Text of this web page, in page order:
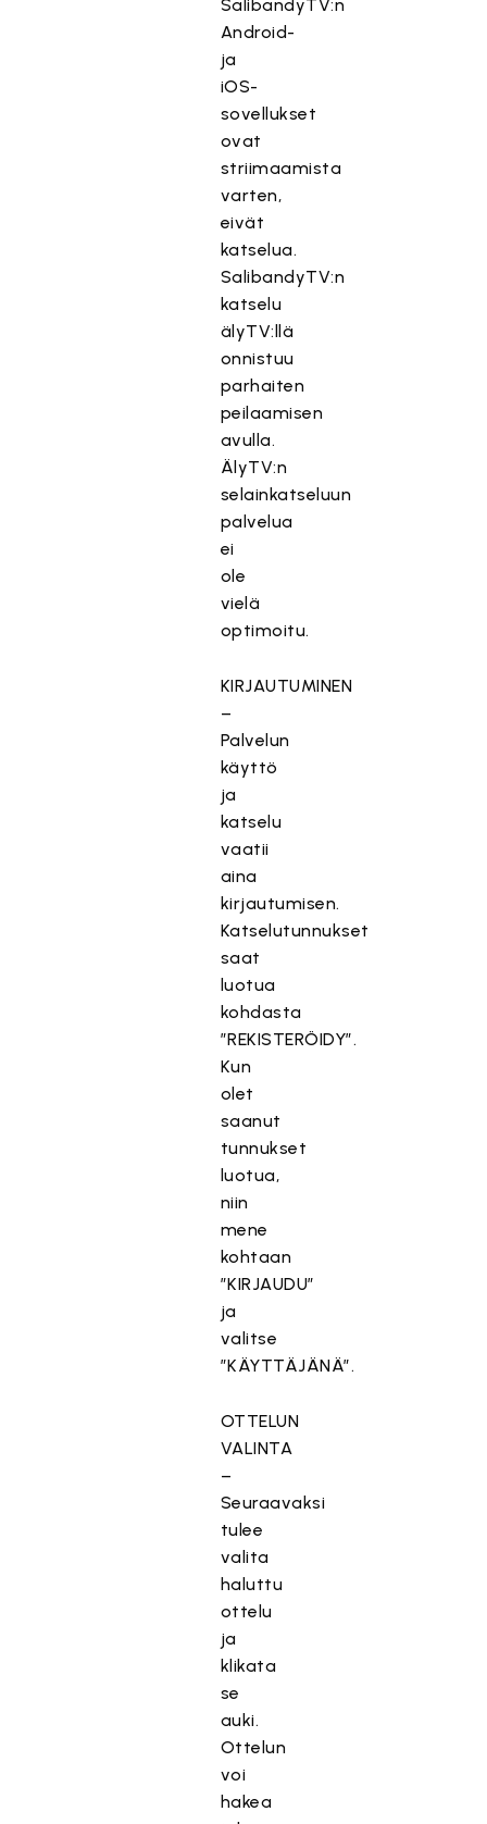
SalibandyTV:n
Android-
ja
iOS-
sovellukset
ovat
striimaamista
varten,
eivät
katselua.
SalibandyTV:n
katselu
älyTV:llä
onnistuu
parhaiten
peilaamisen
avulla.
ÄlyTV:n
selainkatseluun
palvelua
ei
ole
vielä
optimoitu.
KIRJAUTUMINEN
–
Palvelun
käyttö
ja
katselu
vaatii
aina
kirjautumisen.
Katselutunnukset
saat
luotua
kohdasta
”REKISTERÖIDY”.
Kun
olet
saanut
tunnukset
luotua,
niin
mene
kohtaan
”KIRJAUDU”
ja
valitse
”KÄYTTÄJÄNÄ”.
OTTELUN
VALINTA
–
Seuraavaksi
tulee
valita
haluttu
ottelu
ja
klikata
se
auki.
Ottelun
voi
hakea